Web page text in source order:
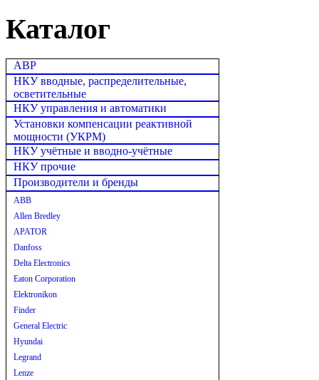
Каталог
АВР
НКУ вводные, распределительные,
осветительные
НКУ управления и автоматики
Установки компенсации реактивной
мощности (УКРМ)
НКУ учётные и вводно-учётные
НКУ прочие
Производители и бренды
ABB
Allen Bredley
APATOR
Danfoss
Delta Electronics
Eaton Corporation
Elektronikon
Finder
General Electric
Hyundai
Legrand
Lenze